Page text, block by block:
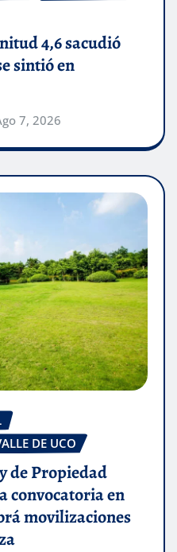
4,6 sacudió
sintió en
7, 2026
DE UCO
de Propiedad
convocatoria en
movilizaciones